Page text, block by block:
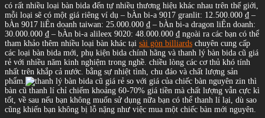
có rất nhiều loại bàn bida đến tự nhiều thương hiệu khác nhau trên thế giới,
mỗi loại sẽ có một giá riêng ví dụ – bÀn bi-a 9017 granlit: 12.500.000 ₫ –
bÀn 9017 liÊn doanh taiwan: 25.000.000 ₫ – bÀn bi-a dragon liÊn doanh:
30.000.000 ₫ – bÀn bi-a alileex 9020: 48.000.000 ₫ ngoài ra các bạn có thể
tham khảo thêm nhiều loại bàn khác tại sài gòn billiards chuyên cung cấp
các loại bàn bida mới, phụ kiện bida chính hãng và thanh lý bàn bida cũ giá
rẻ với nhiều năm kinh nghiệm trong nghề. chiều lòng các cơ thủ khó tính
nhất trên khắp cả nước. bằng sự nhiệt tình, chu đáo và chất lượng sản
phẩm.
so với giá của chiếc bàn nguyên zin thì
bàn cũ thanh lí chỉ chiếm khoảng 60-70% giá tiền mà chất lượng vẫn cực kì
tốt, về sau nếu bạn không muốn sử dụng nữa bạn có thể thanh lí lại, dù sao
cũng khiến bạn không bị lỗ nặng như việc mua một chiếc bàn mới nguyên.